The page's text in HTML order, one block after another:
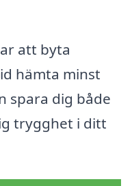
att byta
hämta minst
spara dig både
trygghet i ditt